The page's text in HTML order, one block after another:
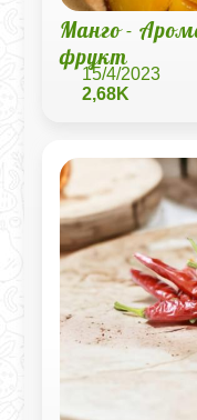
Манго -
фрукт
15/4/2023
2,68K